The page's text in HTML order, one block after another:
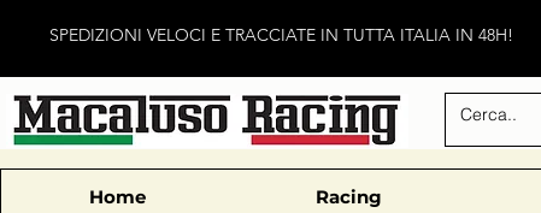
SPEDIZIONI VELOCI E TRACCIATE IN TUTTA ITALIA IN 48H!
Home Racing